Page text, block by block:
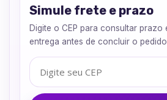
Simule frete e prazo
Digite o CEP para consultar prazo
entrega antes de concluir o
Digite seu CEP